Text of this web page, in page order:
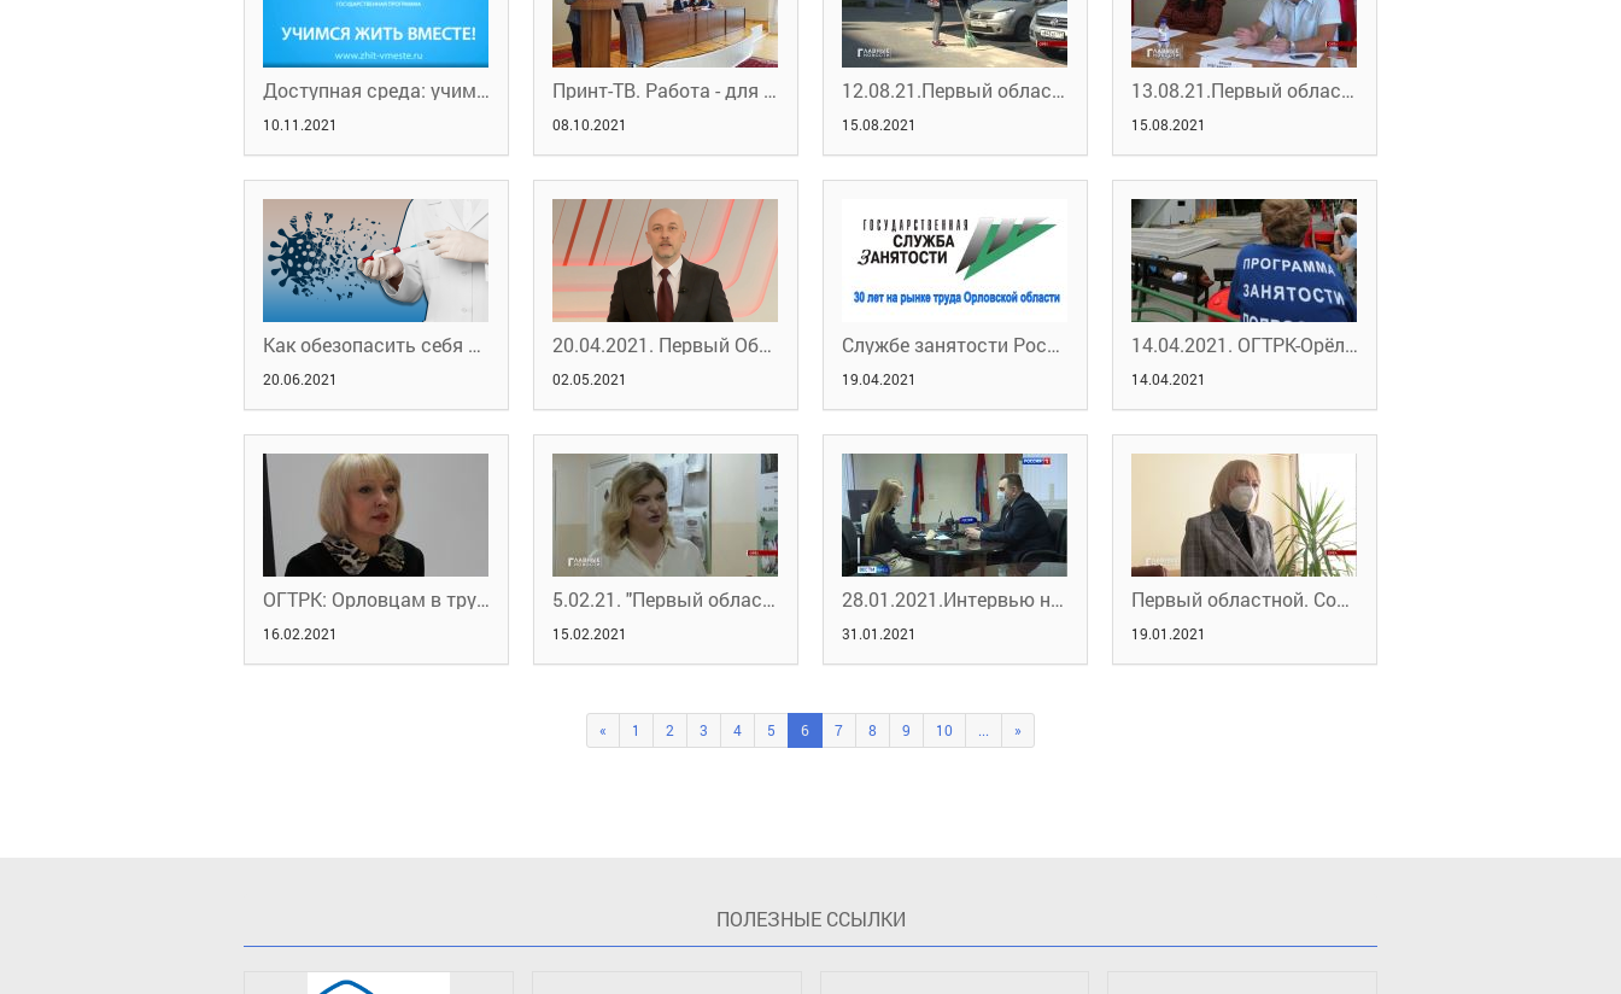
Доступная среда: учимся жить вместе!
10.11.2021
Принт-ТВ. Работа - для ливенцев
08.10.2021
12.08.21.Первый областной. В Орле вновь заработали экологические отряды
15.08.2021
13.08.21.Первый областной. Напряжённость на Орловском рынке труда снизилась
15.08.2021
Как обезопасить себя и близких. Вакцина от COVID
20.06.2021
20.04.2021. Первый Областной. Службе занятости тридцать лет
02.05.2021
Службе занятости Российской Федерации 30 лет
19.04.2021
14.04.2021. ОГТРК-Орёл. Занятость подростков
14.04.2021
ОГТРК: Орловцам в трудной жизненной ситуации могут предложить социальный контракт.
16.02.2021
5.02.21. "Первый областной". Учебный центр приглашает
15.02.2021
28.01.2021.Интервью на ОГТРК. Рынок труда
31.01.2021
Первый областной. Сохранили 1,2 тыс. рабочих мест в ковидный период
19.01.2021
« 1 2 3 4 5 6 7 8 9 10 ... »
ПOЛЕЗНЫЕ ССЫЛКИ